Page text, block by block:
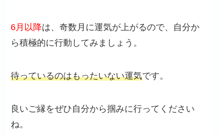
6月以降は、奇数月に運気が上がるので、自分か
ら積極的に行動してみましょう。
待っているのはもったいない運気です。
良いご縁をぜひ自分から掴みに行ってください
ね。